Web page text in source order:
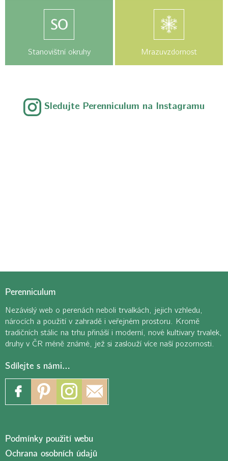
Stanovištní okruhy Mrazuvzdornost
Sledujte Perenniculum na Instagramu
Perenniculum
Nezávislý web o perenách neboli trvalkách, jejich vzhledu,
nárocích a použití v zahradě i veřejném prostoru. Kromě
tradičních stálic na trhu přináší i moderní, nové kultivary trvalek,
druhy v ČR méně známé, jež si zaslouží více naší pozornosti.
Sdílejte s námi…
Podmínky použití webu
Ochrana osobních údajů